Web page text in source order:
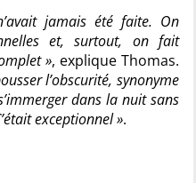
jamais été faite. On
et, surtout, on fait
», explique Thomas.
l’obscurité, synonyme
dans la nuit sans
exceptionnel ».